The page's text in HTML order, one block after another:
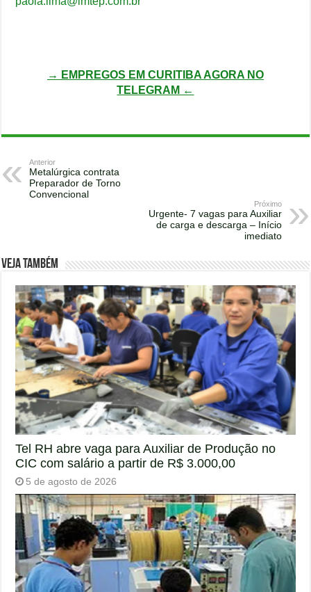
→ EMPREGOS EM CURITIBA AGORA NO
TELEGRAM ←
Anterior
Metalúrgica contrata
Preparador de Torno
Convencional
Próximo
Urgente- 7 vagas para Auxiliar
de carga e descarga – Início
imediato
Veja também
Tel RH abre vaga para Auxiliar de Produção no
CIC com salário a partir de R$ 3.000,00
5 de agosto de 2026